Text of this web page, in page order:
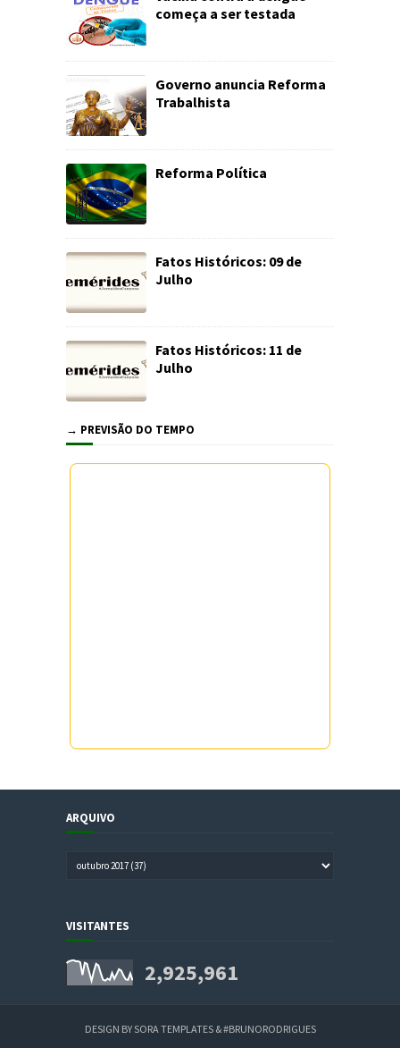
começa a ser testada
Governo anuncia Reforma
Trabalhista
Reforma Política
Fatos Históricos: 09 de
Julho
Fatos Históricos: 11 de
Julho
→ PREVISÃO DO TEMPO
ARQUIVO
VISITANTES
2,925,961
DESIGN BYSORA TEMPLATES&#BRUNORODRIGUES